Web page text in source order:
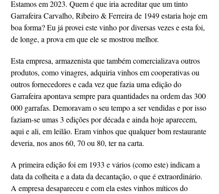
Estamos em 2023. Quem é que iria acreditar que um tinto
Garrafeira Carvalho, Ribeiro & Ferreira de 1949 estaria hoje em
boa forma? Eu já provei este vinho por diversas vezes e esta foi,
de longe, a prova em que ele se mostrou melhor.
Esta empresa, armazenista que também comercializava outros
produtos, como vinagres, adquiria vinhos em cooperativas ou
outros fornecedores e cada vez que fazia uma edição do
Garrafeira apontava sempre para quantidades na ordem das 300
000 garrafas. Demoravam o seu tempo a ser vendidas e por isso
faziam-se umas 3 edições por década e ainda hoje aparecem,
aqui e ali, em leilão. Eram vinhos que qualquer bom restaurante
deveria, nos anos 60, 70 ou 80, ter na carta.
A primeira edição foi em 1933 e vários (como este) indicam a
data da colheita e a data da decantação, o que é extraordinário.
A empresa desapareceu e com ela estes vinhos míticos do